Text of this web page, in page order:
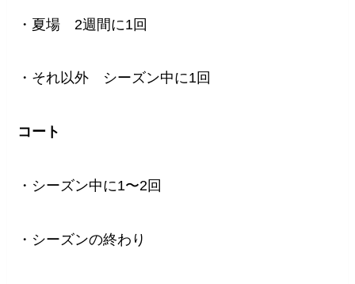
・夏場 2週間に1回
・それ以外 シーズン中に1回
コート
・シーズン中に1〜2回
・シーズンの終わり